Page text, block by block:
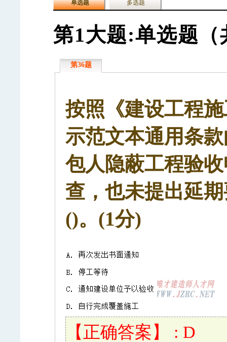
单选题 多选题
第1大题:单选题（
第36题
按照《建设工程
示范文本通用条
包人隐蔽工程验
查，也未提出延
()。(1分)
【正确答案】 : D